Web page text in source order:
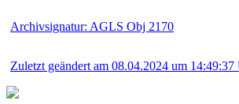
Archivsignatur: AGLS Obj 2170
Zuletzt geändert am 08.04.2024 um 14:49:37